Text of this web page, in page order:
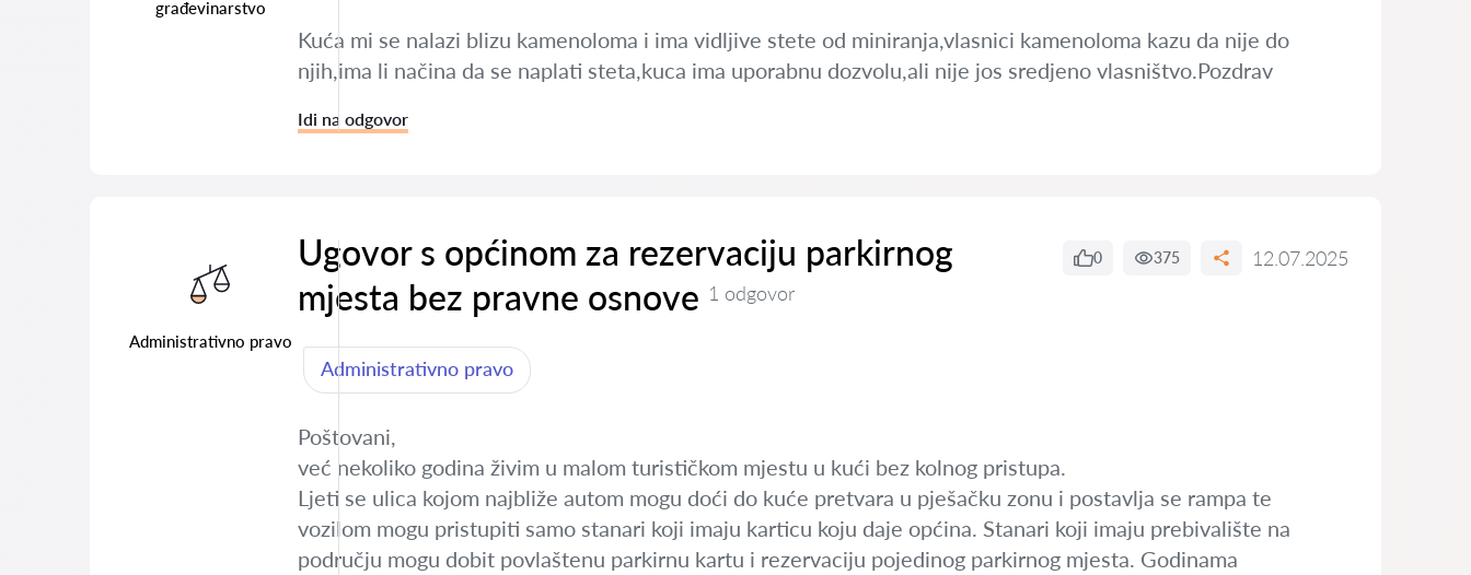
građevinarstvo
Kuća mi se nalazi blizu kamenoloma i ima vidljive stete od miniranja,vlasnici kamenoloma kazu da nije do
njih,ima li načina da se naplati steta,kuca ima uporabnu dozvolu,ali nije jos sredjeno vlasništvo.Pozdrav
Idi na odgovor
Administrativno pravo
Ugovor s općinom za rezervaciju parkirnog
mjesta bez pravne osnove 1 odgovor
0 375 12.07.2025
Administrativno pravo
Poštovani,
već nekoliko godina živim u malom turističkom mjestu u kući bez kolnog pristupa.
Ljeti se ulica kojom najbliže autom mogu doći do kuće pretvara u pješačku zonu i postavlja se rampa te
vozilom mogu pristupiti samo stanari koji imaju karticu koju daje općina. Stanari koji imaju prebivalište na
području mogu dobit povlaštenu parkirnu kartu i rezervaciju pojedinog parkirnog mjesta. Godinama